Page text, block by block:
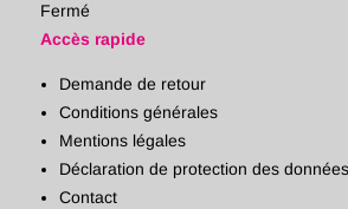
Fermé
Accès rapide
Demande de retour
Conditions générales
Mentions légales
Déclaration de protection des données
Contact